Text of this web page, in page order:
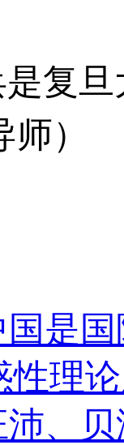
是复
）
国是
性理
、